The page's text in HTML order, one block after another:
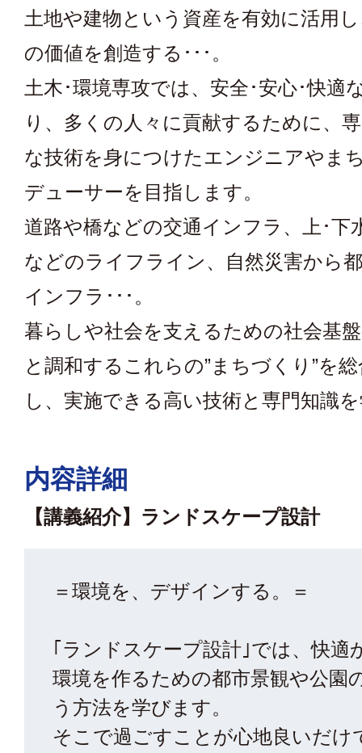
土地や建物という資産を有効に活用
の価値を創造する･･･。
土木･環境専攻では、安全･安心･快適
り、多くの人々に貢献するために、
な技術を身につけたエンジニアやま
デューサーを目指します。
道路や橋などの交通インフラ、上･下
などのライフライン、自然災害から
インフラ･･･。
暮らしや社会を支えるための社会基
と調和するこれらの”まちづくり”を
し、実施できる高い技術と専門知識
内容詳細
【講義紹介】ランドスケープ設計
＝環境を、デザインする。＝
｢ランドスケープ設計｣では、快適
環境を作るための都市景観や公園
う方法を学びます。
そこで過ごすことが心地良いだけ